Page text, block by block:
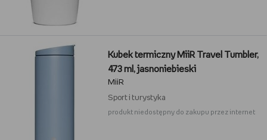
Kubek termiczny MiiR Travel Tumbler,
473 ml, jasnoniebieski
MiiR
Sport i turystyka
produkt niedostępny do zakupu przez internet